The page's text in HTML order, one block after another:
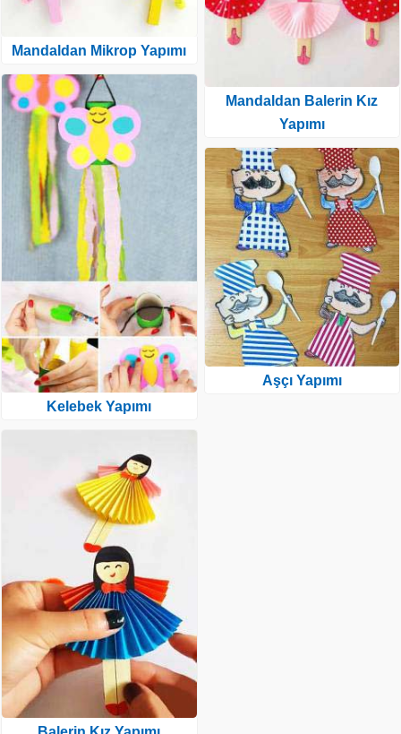
Mandaldan Mikrop Yapımı
Kelebek Yapımı
Mandaldan Balerin Kız
Yapımı
Aşçı Yapımı